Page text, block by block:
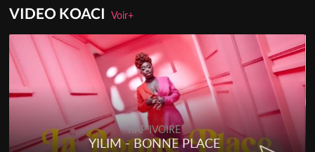
VIDEO KOACIVoir+
RAP IVOIRE
YILIM - BONNE PLACE